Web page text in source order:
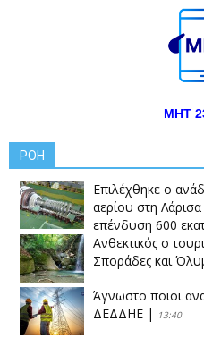
ΜΗΤ
ΡΟΗ
Επιλέχθηκε ο
αερίου στη
επένδυση 600
Ανθεκτικός ο
Σποράδες και
Άγνωστο ποιοι
ΔΕΔΔΗΕ | 13:40